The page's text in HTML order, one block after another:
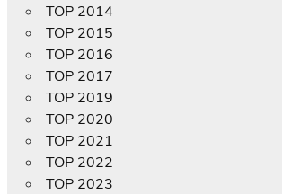
TOP 2014
TOP 2015
TOP 2016
TOP 2017
TOP 2019
TOP 2020
TOP 2021
TOP 2022
TOP 2023